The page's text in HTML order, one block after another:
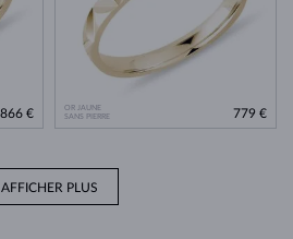
866 €
OR JAUNE
SANS PIERRE
779 €
AFFICHER PLUS